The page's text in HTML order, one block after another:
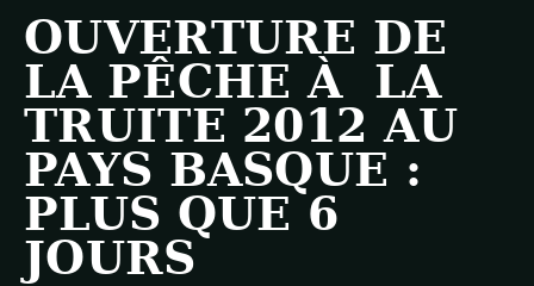
OUVERTURE DE
LA PÊCHE À LA
TRUITE 2012 AU
PAYS BASQUE :
PLUS QUE 6
JOURS